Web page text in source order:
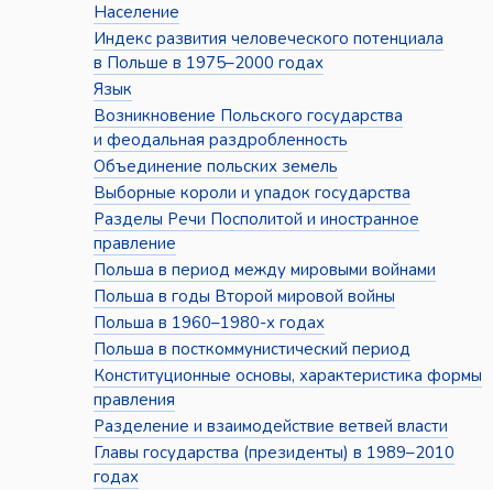
Население
Индекс развития человеческого потенциала
в Польше в 1975–2000 годах
Язык
Возникновение Польского государства
и феодальная раздробленность
Объединение польских земель
Выборные короли и упадок государства
Разделы Речи Посполитой и иностранное
правление
Польша в период между мировыми войнами
Польша в годы Второй мировой войны
Польша в 1960–1980-х годах
Польша в посткоммунистический период
Конституционные основы, характеристика формы
правления
Разделение и взаимодействие ветвей власти
Главы государства (президенты) в 1989–2010
годах